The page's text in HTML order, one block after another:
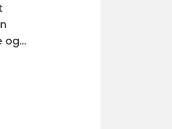
og